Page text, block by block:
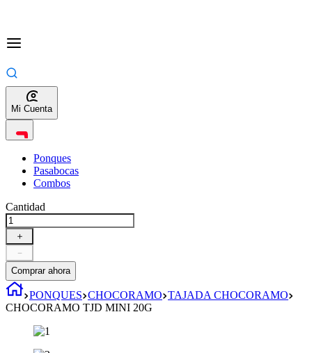
Mi Cuenta
Ponques
Pasabocas
Combos
Cantidad
＋
－
Comprar ahora
PONQUES CHOCORAMO TAJADA CHOCORAMO
CHOCORAMO TJD MINI 20G